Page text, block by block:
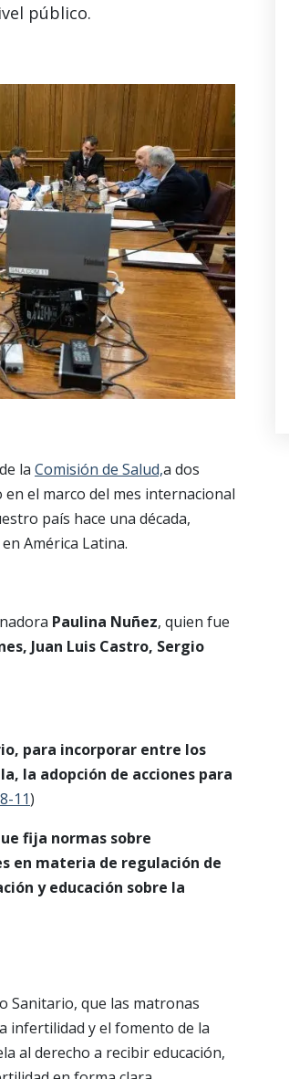
público.
la Comisión de Salud,a dos
el marco del mes internacional
país hace una década,
América Latina.
Paulina Nuñez, quien fue
Juan Luis Castro, Sergio
para incorporar entre los
la adopción de acciones para
11)
fija normas sobre
en materia de regulación de
y educación sobre la
Sanitario, que las matronas
infertilidad y el fomento de la
al derecho a recibir educación,